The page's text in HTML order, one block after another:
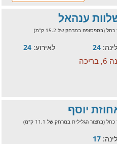
ענהאל
(בספסופה במרחק של 15.2 ק"מ)
24 לאירוע: 24
יוסף
(בחצור הגלילית במרחק של 11.1 ק"מ)
17